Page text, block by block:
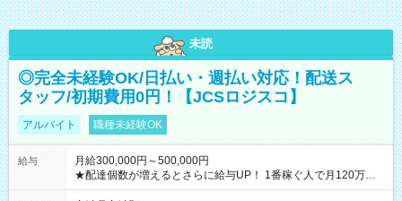
未読
◎完全未経験OK/日払い・週払い対応！配送ス
タッフ/初期費用0円！【JCSロジスコ】
アルバイト 職種未経験OK
給与
月給300,000円～500,000円
★配達個数が増えるとさらに給与UP！ 1番稼ぐ人で月120万ほ
ど！ ・主要都市エリア 月収55万円／週5日稼働 月収65万~112